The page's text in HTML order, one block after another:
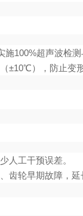
施100%超声波检
±10℃），防止变
人工干预误差。
齿轮早期故障，